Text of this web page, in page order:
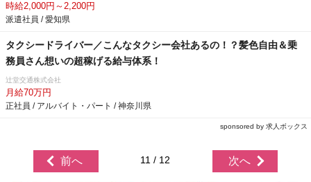
時給2,000円～2,200円
派遣社員 / 愛知県
タクシードライバー／こんなタクシー会社あるの！？髪色自由＆乗
務員さん想いの超稼げる給与体系！
辻堂交通株式会社
月給70万円
正社員 / アルバイト・パート / 神奈川県
sponsored by 求人ボックス
前へ 11 / 12 次へ